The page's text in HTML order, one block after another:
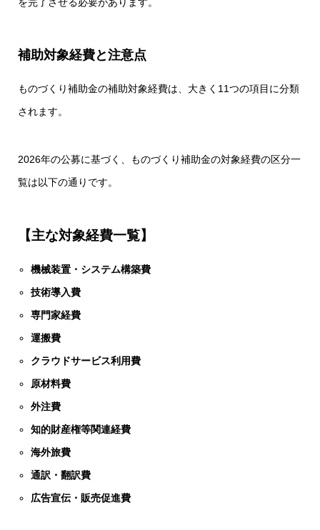
を完了させる必要があります。
補助対象経費と注意点
ものづくり補助金の補助対象経費は、大きく11つの項目に分類
されます。
2026年の公募に基づく、ものづくり補助金の対象経費の区分一
覧は以下の通りです。
【主な対象経費一覧】
機械装置・システム構築費
技術導入費
専門家経費
運搬費
クラウドサービス利用費
原材料費
外注費
知的財産権等関連経費
海外旅費
通訳・翻訳費
広告宣伝・販売促進費